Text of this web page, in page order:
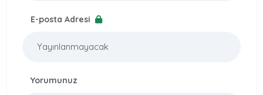
E-posta Adresi
Yorumunuz